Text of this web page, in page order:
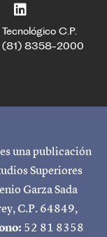
C.P.
(81) 8358-2000
una publicación
Superiores
Garza Sada
C.P. 64849,
52 81 8358